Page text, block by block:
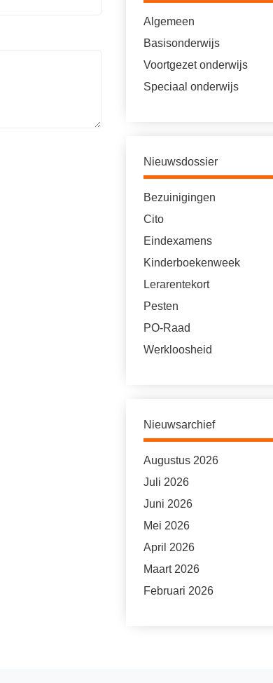
Algemeen
Basisonderwijs
Voortgezet onderwijs
Speciaal onderwijs
Nieuwsdossier
Bezuinigingen
Cito
Eindexamens
Kinderboekenweek
Lerarentekort
Pesten
PO-Raad
Werkloosheid
Nieuwsarchief
Augustus 2026
Juli 2026
Juni 2026
Mei 2026
April 2026
Maart 2026
Februari 2026